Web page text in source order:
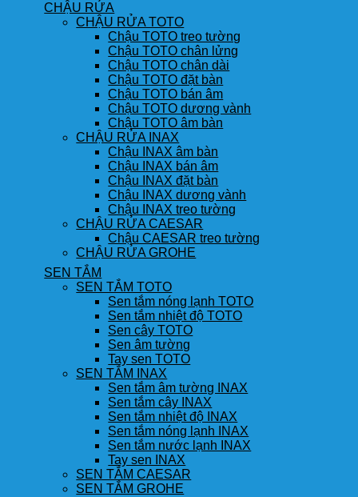
CHẬU RỬA
CHẬU RỬA TOTO
Chậu TOTO treo tường
Chậu TOTO chân lửng
Chậu TOTO chân dài
Chậu TOTO đặt bàn
Chậu TOTO bán âm
Chậu TOTO dương vành
Chậu TOTO âm bàn
CHẬU RỬA INAX
Chậu INAX âm bàn
Chậu INAX bán âm
Chậu INAX đặt bàn
Chậu INAX dương vành
Chậu INAX treo tường
CHẬU RỬA CAESAR
Chậu CAESAR treo tường
CHẬU RỬA GROHE
SEN TẮM
SEN TẮM TOTO
Sen tắm nóng lạnh TOTO
Sen tắm nhiệt độ TOTO
Sen cây TOTO
Sen âm tường
Tay sen TOTO
SEN TẮM INAX
Sen tắm âm tường INAX
Sen tắm cây INAX
Sen tắm nhiệt độ INAX
Sen tắm nóng lạnh INAX
Sen tắm nước lạnh INAX
Tay sen INAX
SEN TẮM CAESAR
SEN TẮM GROHE